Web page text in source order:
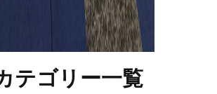
テゴリー一覧